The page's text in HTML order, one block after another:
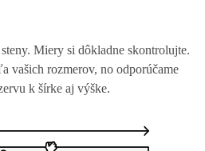
Miery si dôkladne skontrolujte.
vašich rozmerov, no odporúčame
k šírke aj výške.